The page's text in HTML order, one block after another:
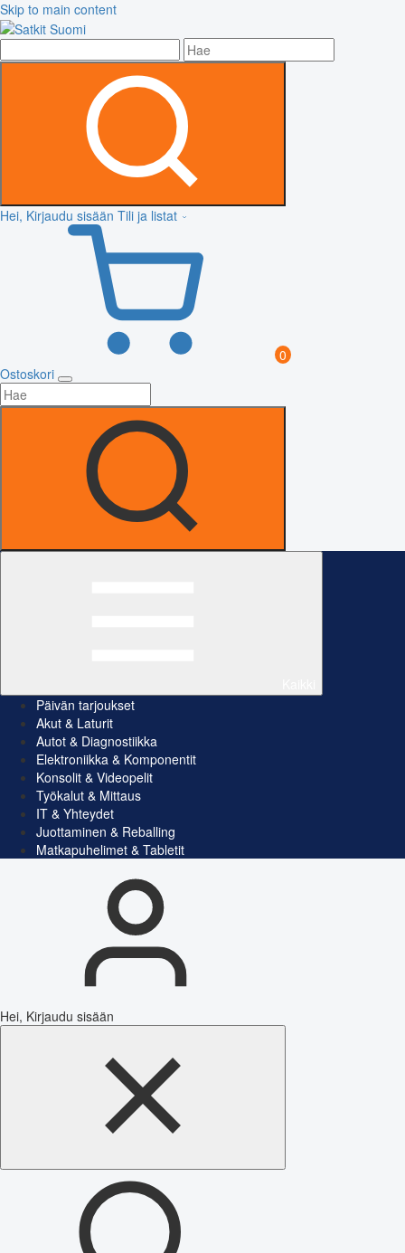
Skip to main content
Hei, Kirjaudu sisään Tili ja listat
0
Ostoskori
Päivän tarjoukset
Akut & Laturit
Autot & Diagnostiikka
Elektroniikka & Komponentit
Konsolit & Videopelit
Työkalut & Mittaus
IT & Yhteydet
Juottaminen & Reballing
Matkapuhelimet & Tabletit
Hei, Kirjaudu sisään